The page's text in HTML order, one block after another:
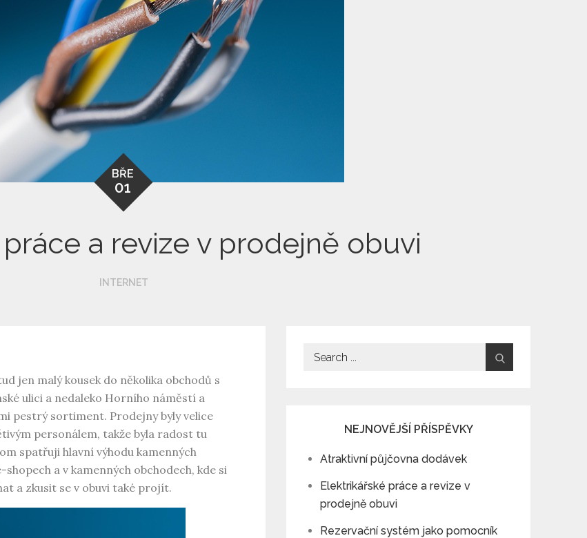
BŘE
01
a revize v prodejně obuvi
INTERNET
jen malý kousek do několika obchodů s
ulici a nedaleko Horního náměstí a
pestrý sortiment. Prodejny byly velice
personálem, takže byla radost tu
spatřuji hlavní výhodu kamenných
a v kamenných obchodech, kde si
a zkusit se v obuvi také projít.
Search
NEJNOVĚJŠÍ PŘÍSPĚVKY
Atraktivní půjčovna dodávek
Elektrikářské práce a revize v
prodejně obuvi
Rezervační systém jako pomocník